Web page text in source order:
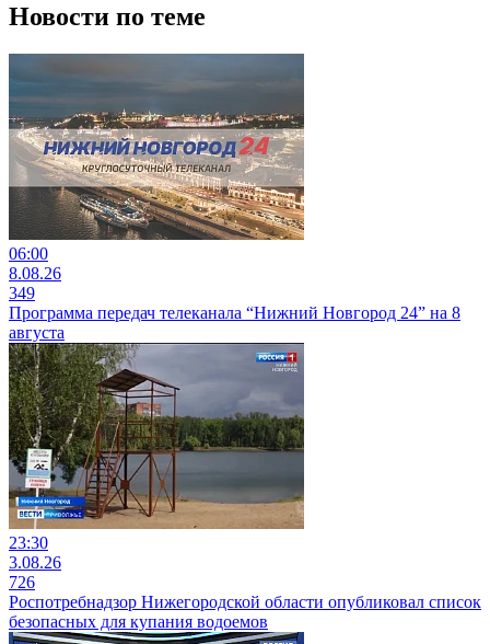
Новости по теме
06:00
8.08.26
349
Программа передач телеканала “Нижний Новгород 24” на 8
августа
23:30
3.08.26
726
Роспотребнадзор Нижегородской области опубликовал список
безопасных для купания водоемов